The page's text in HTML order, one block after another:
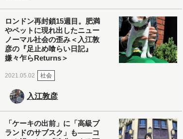
ロンドン再封鎖15週目。肥満
やペットに現れ出したニュー
ノーマル社会の歪み＜入江敦
彦の『足止め喰らい日記』
嫌々乍らReturns＞
2021.05.02 社会
入江敦彦
「ケーキの出前」に「高級ブ
ランドのサブスク」も――コ